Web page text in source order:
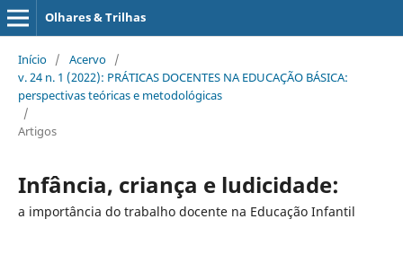
Olhares & Trilhas
Início / Acervo /
v. 24 n. 1 (2022): PRÁTICAS DOCENTES NA EDUCAÇÃO BÁSICA:
perspectivas teóricas e metodológicas
/
Artigos
Infância, criança e ludicidade:
a importância do trabalho docente na Educação Infantil